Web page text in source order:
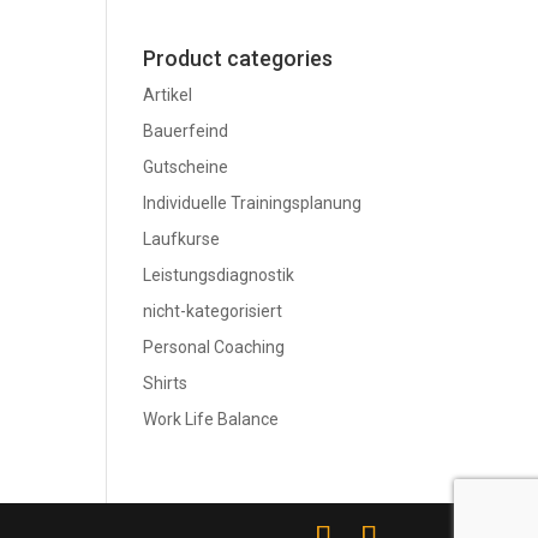
Product categories
Artikel
Bauerfeind
Gutscheine
Individuelle Trainingsplanung
Laufkurse
Leistungsdiagnostik
nicht-kategorisiert
Personal Coaching
Shirts
Work Life Balance